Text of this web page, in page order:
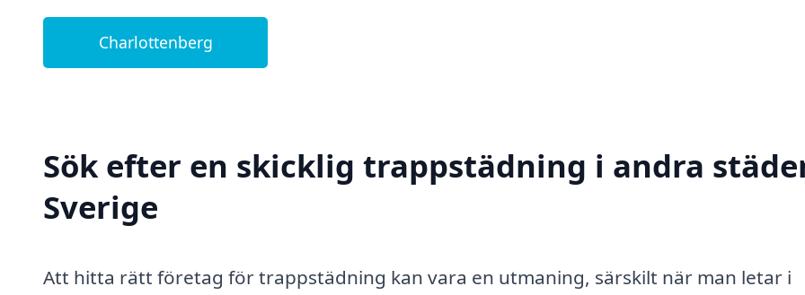
Charlottenberg
Sök efter en skicklig trappstädning i andra
Sverige
Att hitta rätt företag för trappstädning kan vara en utmaning, särskilt när man letar i